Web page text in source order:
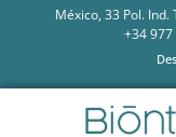
México, 33 Pol.
+34 977